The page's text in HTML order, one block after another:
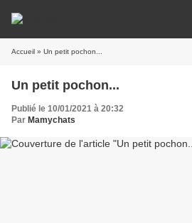
Accueil » Un petit pochon...
Un petit pochon...
Publié le 10/01/2021 à 20:32
Par Mamychats